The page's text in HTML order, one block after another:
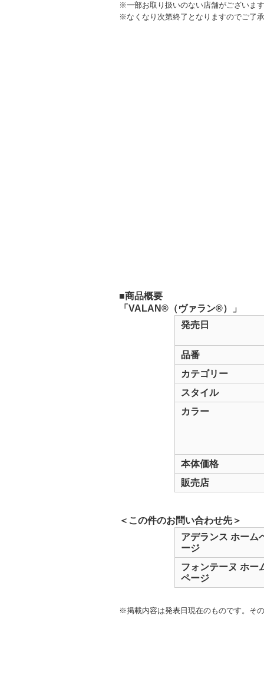
※一部お取り扱いのない店舗がございます
※なくなり次第終了となりますのでご了承
■商品概要
「VALAN®（ヴァラン®）」
発売日
品番
カテゴリー
スタイル
カラー
本体価格
販売店
＜この件のお問い合わせ先＞
アデランス ホーム
ージ
フォンテーヌ ホー
ページ
※掲載内容は発表日現在のものです。そ